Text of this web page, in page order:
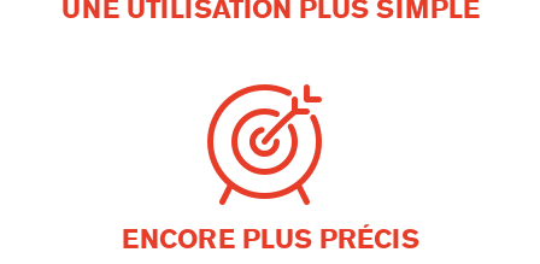
UNE UTILISATION PLUS SIMPLE
ENCORE PLUS PRÉCIS